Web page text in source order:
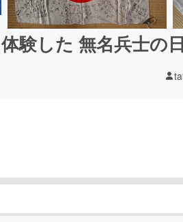
験した 無名兵士の